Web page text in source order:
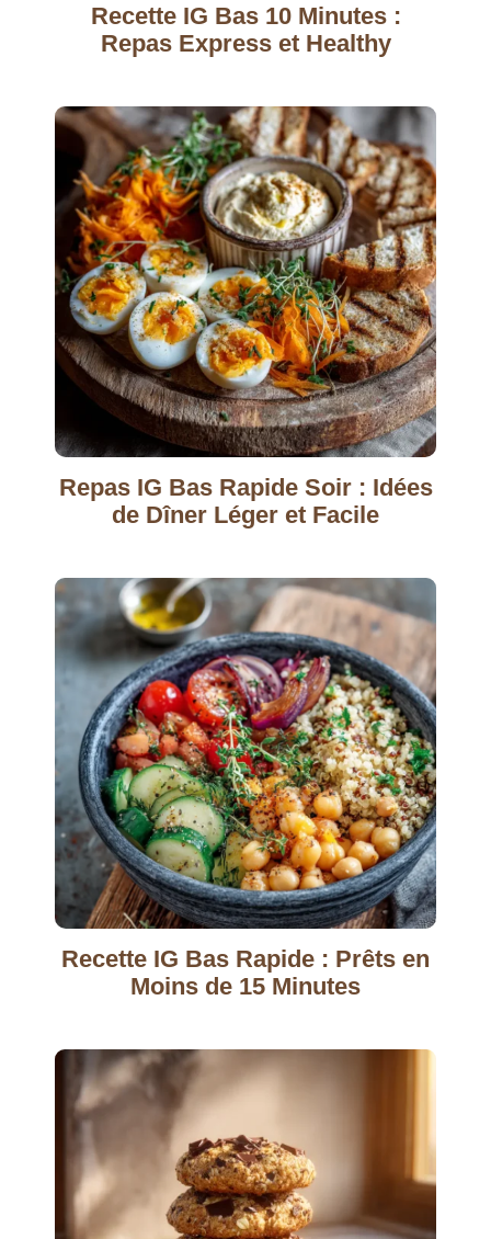
Recette IG Bas 10 Minutes :
Repas Express et Healthy
Repas IG Bas Rapide Soir : Idées
de Dîner Léger et Facile
Recette IG Bas Rapide : Prêts en
Moins de 15 Minutes